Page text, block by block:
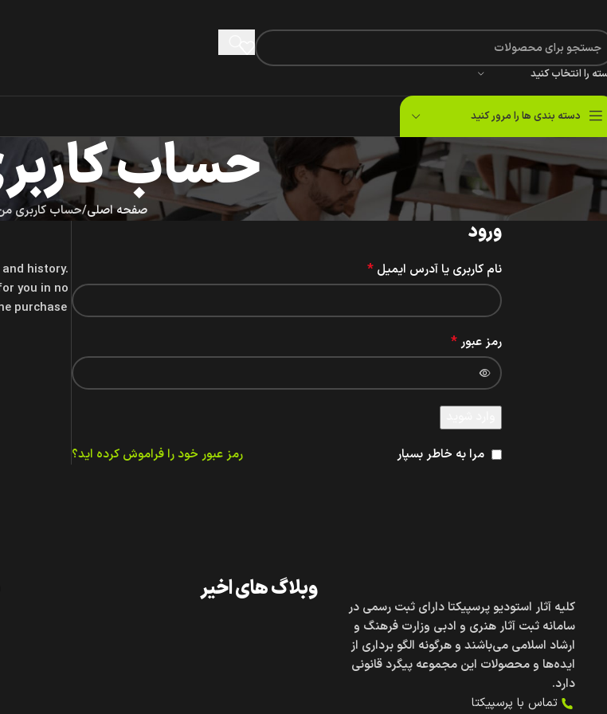
را انتخاب کنید
دسته بندی ها را مرور کنید
حساب
صفحه اصلی حساب کاربری
ورود
نام کاربری یا آدرس ایمیل *
رمز عبور*
رمز عبور خود را فراموش کرده اید؟ مرا به خاطر بسپار
history.
you in no
purchase
کلیه آثار استودیو پرسپیکتا دارای ثبت رسمی در
سامانه ثبت آثار هنری و ادبی وزارت فرهنگ و
ارشاد اسلامی می‌باشند و هرگونه الگو برداری از
ایده‌ها و محصولات این مجموعه پیگرد قانونی
دارد.
تماس با پرسپیکتا
وبلاگ های اخیر